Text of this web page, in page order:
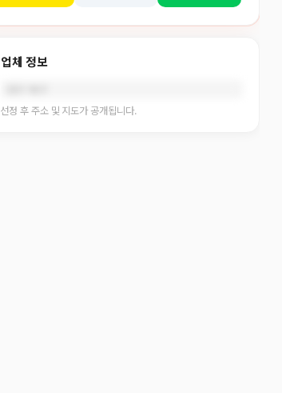
업체 정보
선정 후 주소 및 지도가 공개됩니다.